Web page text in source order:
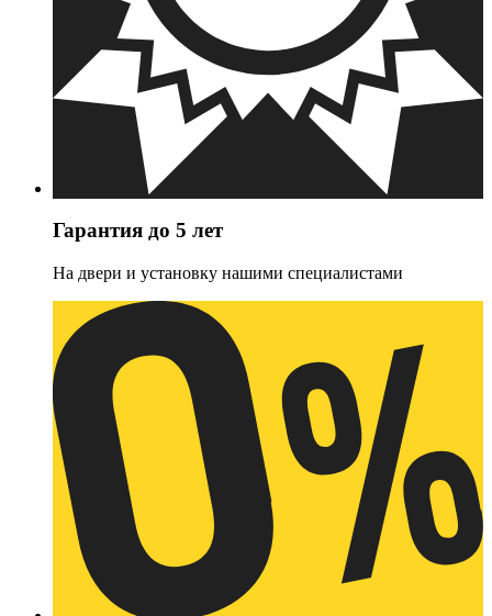
Гарантия до 5 лет
На двери и установку нашими специалистами